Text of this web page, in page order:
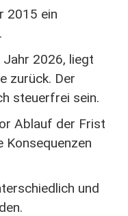
2015 ein
2026, liegt
zurück. Der
steuerfrei sein.
Ablauf der Frist
Konsequenzen
und